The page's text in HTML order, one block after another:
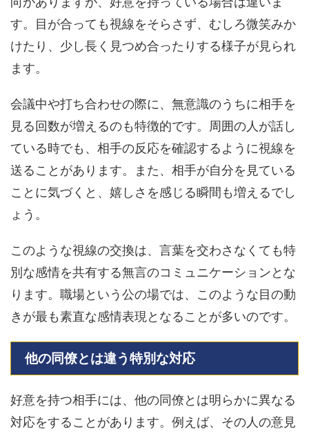
す。目が合っても視線をそらさず、むしろ微笑みか
けたり、少し長く見つめ合ったりする様子が見られ
ます。
会議中や打ち合わせの際に、無意識のうちに相手を
見る回数が増えるのも特徴的です。周囲の人が話し
ている時でも、相手の反応を確認するように視線を
送ることがあります。また、相手が自分を見ている
ことに気づくと、嬉しさを感じる瞬間も増えるでし
ょう。
このような視線の交換は、言葉を交わさなくても特
別な感情を共有する無言のコミュニケーションとな
ります。職場という公の場では、このような目の動
きが最も素直な感情表現となることが多いのです。
他の同僚とは違う特別な対応
好意を持つ相手には、他の同僚とは明らかに異なる
対応をすることがあります。例えば、その人の意見